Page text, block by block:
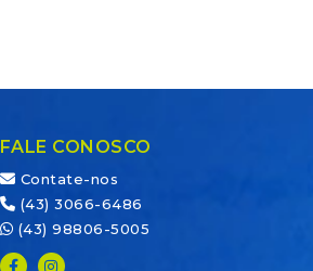
FALE CONOSCO
Contate-nos
(43) 3066-6486
(43) 98806-5005